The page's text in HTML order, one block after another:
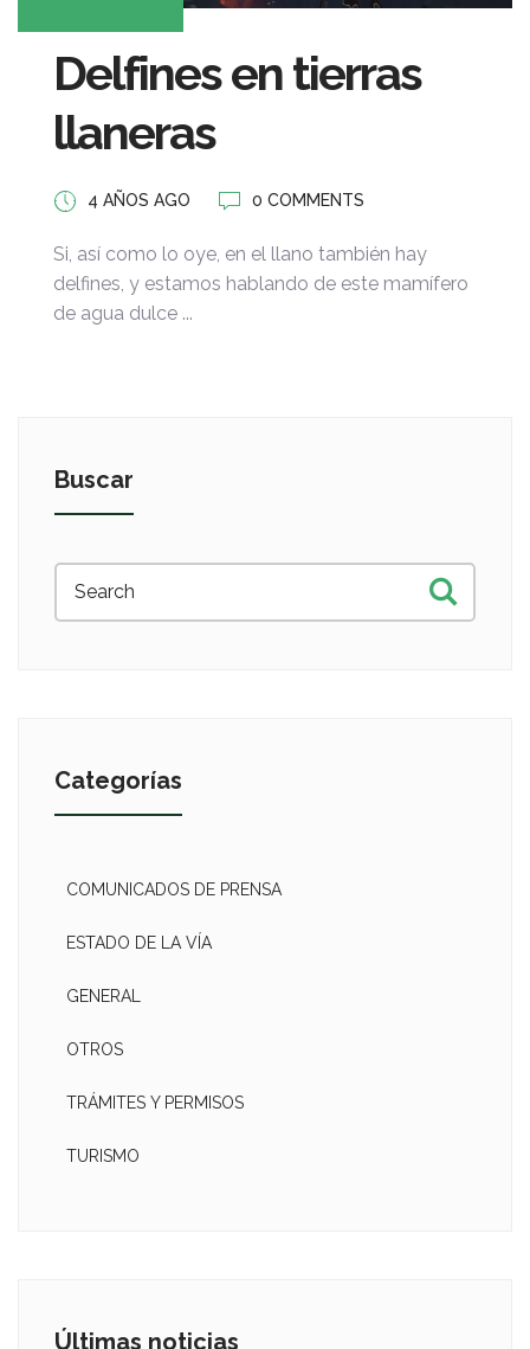
Delfines en tierras
llaneras
4 AÑOS AGO 0 COMMENTS
Si, así como lo oye, en el llano también hay
delfines, y estamos hablando de este mamífero
de agua dulce ...
Buscar
Categorías
COMUNICADOS DE PRENSA
ESTADO DE LA VÍA
GENERAL
OTROS
TRÁMITES Y PERMISOS
TURISMO
Últimas noticias